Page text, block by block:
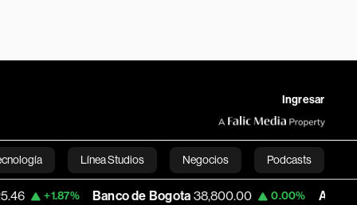
Ingresar
Línea Studios Negocios Podcasts
English
Banco de Bogota 38,800.00 0.00% Apple 308.33